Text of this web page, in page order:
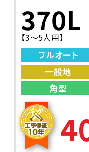
370L
【3～5人用】
フルオート
一般地
角型